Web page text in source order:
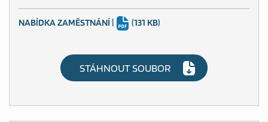
NABÍDKA ZAMĚSTNÁNÍ | (131 KB)
STÁHNOUT SOUBOR